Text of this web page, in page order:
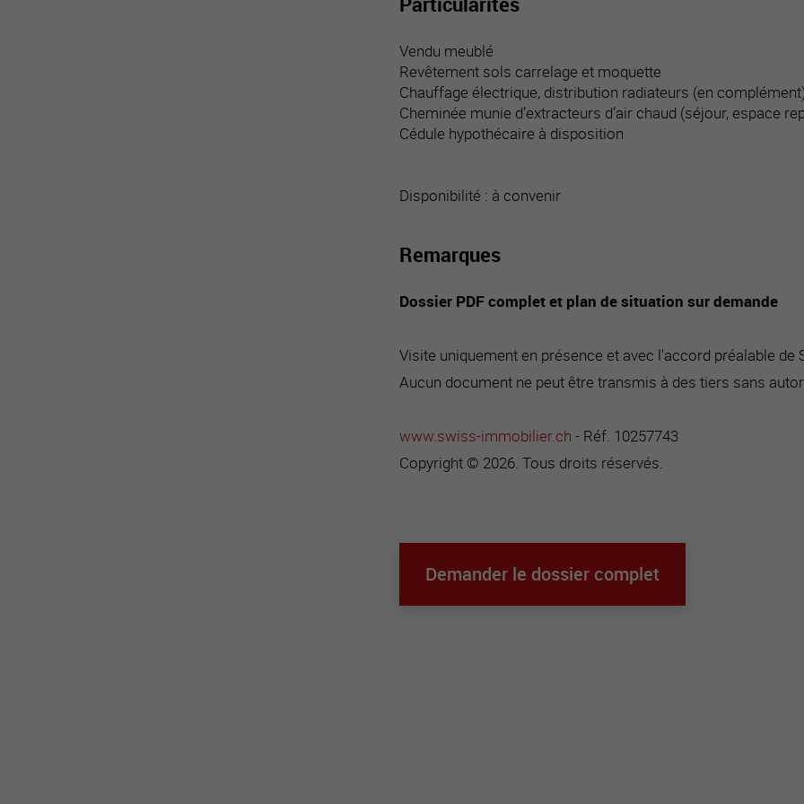
Vendu meublé
Revêtement sols carrelage et moquette
Chauffage électrique, distribution radiateurs (en
Cheminée munie d’extracteurs d’air chaud (séjour, espace
Cédule hypothécaire à disposition
Disponibilité : à convenir
Remarques
Dossier PDF complet et plan de situation sur demande
Visite uniquement en présence et avec l'accord préalable
Aucun document ne peut être transmis à des tiers sans
www.swiss-immobilier.ch - Réf. 10257743
Copyright © 2026. Tous droits réservés.
Demander le dossier complet